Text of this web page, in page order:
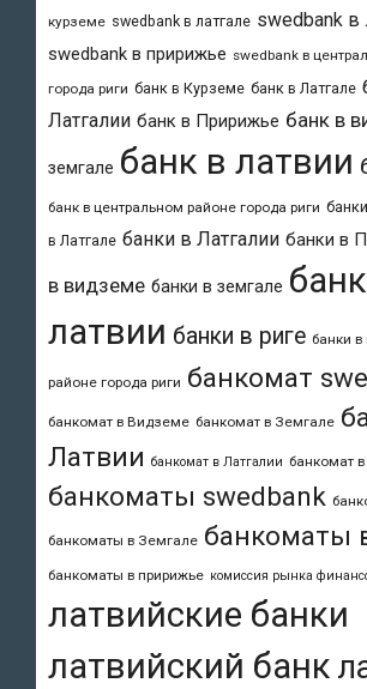
курземе swedbank в латгале swedbank в
swedbank в пририжье swedbank в
города риги банк в Курземе банк в Латгале
Латгалии банк в Пририжье банк в
земгале банк в латвии
банк в центральном районе города риги
в Латгале банки в Латгалии банки в
в видземе банки в земгале
латвии банки в риге банки в
районе города риги банкомат
банкомат в Видземе банкомат в Земгале
Латвии банкомат в Латгалии банкомат
банкоматы swedbank
банкоматы в Земгале банкоматы
банкоматы в пририжье комиссия рынка
латвийские банки
латвийский банк